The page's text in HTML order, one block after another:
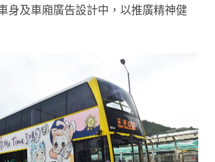
身及車廂廣告設計中，以推廣精神健